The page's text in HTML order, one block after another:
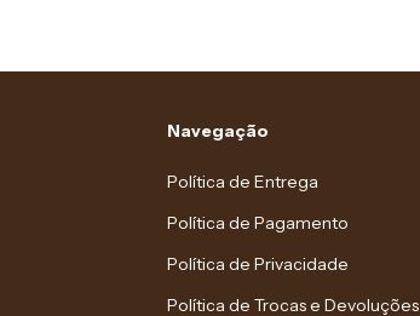
Navegação
Política de Entrega
Política de Pagamento
Política de Privacidade
Política de Trocas e Devoluções